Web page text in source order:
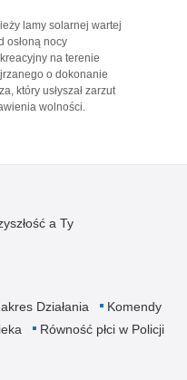
lamy solarnej wartej
osłoną nocy
na terenie
o dokonanie
który usłyszał zarzut
wolności.
a Ty
Działania
Komendy
Równość płci w Policji